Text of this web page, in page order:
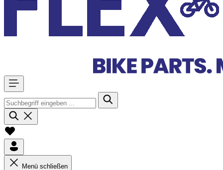
Menü schließen